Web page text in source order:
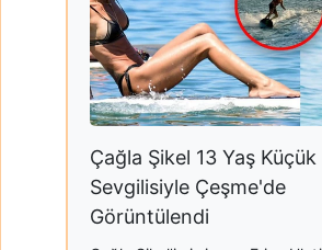
Çağla Şikel 13 Yaş Küçük
Sevgilisiyle Çeşme'de
Görüntülendi